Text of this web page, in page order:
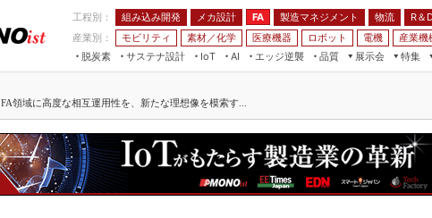
工程別： 組み込み開発 メカ設計 FA 製造マネジメント 物流 R＆
産業別：
モビリティ 素材／化学 医療機器 ロボット 電機 産業機
脱炭素
サステナ設計
IoT
つながる工場
つながるサービス
AI
AI×設備保全
Physical AI
エッジ逆襲 品質
展示会
JIMTOF
組込み/エッジ コンピューティング
展＆IoT/5Gソリューション展
IIFES
国際ロボット展
特集
つながるクルマ
5G
VR／AR
フィールドサービス
製造マネジメント
FA
モビリティ
FA領域に高度な相互運用性を、新たな理想像を模索す...